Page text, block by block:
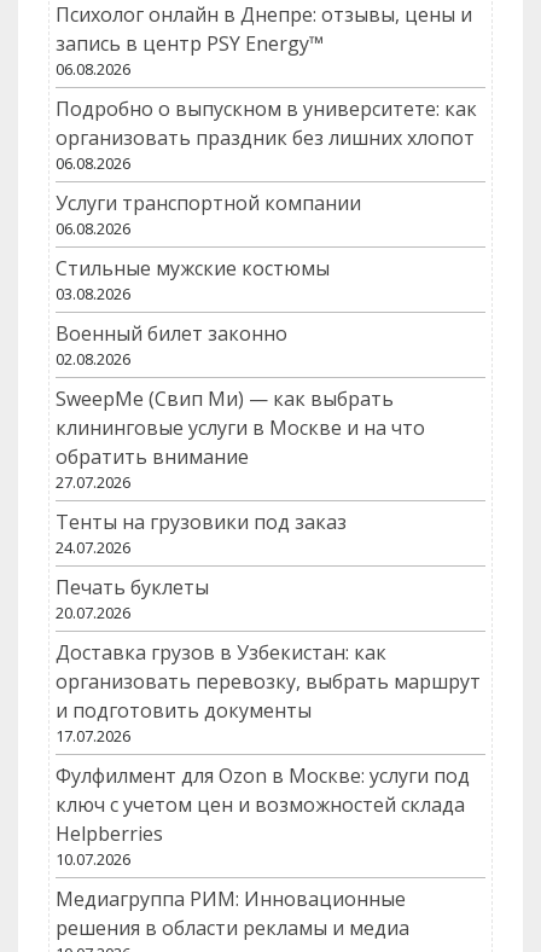
Психолог онлайн в Днепре: отзывы, цены и
запись в центр PSY Energy™
06.08.2026
Подробно о выпускном в университете: как
организовать праздник без лишних хлопот
06.08.2026
Услуги транспортной компании
06.08.2026
Стильные мужские костюмы
03.08.2026
Военный билет законно
02.08.2026
SweepMe (Свип Ми) — как выбрать
клининговые услуги в Москве и на что
обратить внимание
27.07.2026
Тенты на грузовики под заказ
24.07.2026
Печать буклеты
20.07.2026
Доставка грузов в Узбекистан: как
организовать перевозку, выбрать маршрут
и подготовить документы
17.07.2026
Фулфилмент для Ozon в Москве: услуги под
ключ с учетом цен и возможностей склада
Helpberries
10.07.2026
Медиагруппа РИМ: Инновационные
решения в области рекламы и медиа